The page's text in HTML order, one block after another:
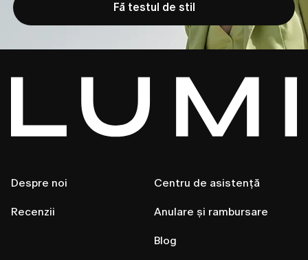
Fă testul de stil
Despre noi
Recenzii
Centru de asistență
Anulare și rambursare
Blog